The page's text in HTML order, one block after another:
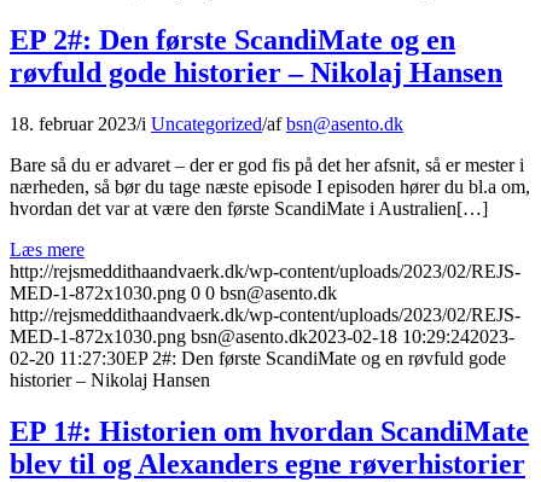
EP 2#: Den første ScandiMate og en
røvfuld gode historier – Nikolaj Hansen
18. februar 2023/i Uncategorized/afbsn@asento.dk
Bare så du er advaret – der er god fis på det her afsnit, så er mester i
nærheden, så bør du tage næste episode I episoden hører du bl.a om,
hvordan det var at være den første ScandiMate i Australien[…]
Læs mere
http://rejsmeddithaandvaerk.dk/wp-content/uploads/2023/02/REJS-
MED-1-872x1030.png 0 0 bsn@asento.dk
http://rejsmeddithaandvaerk.dk/wp-content/uploads/2023/02/REJS-
MED-1-872x1030.png bsn@asento.dk2023-02-18 10:29:242023-
02-20 11:27:30EP 2#: Den første ScandiMate og en røvfuld gode
historier – Nikolaj Hansen
EP 1#: Historien om hvordan ScandiMate
blev til og Alexanders egne røverhistorier